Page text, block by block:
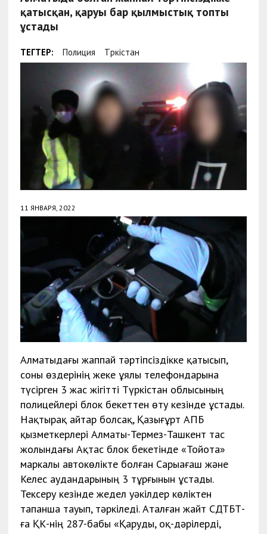
қатысқан, қаруы бар қылмыстық топты
ұстады
ТЕГТЕР: Полиция Түркістан
11 ЯНВАРЯ, 2022
Алматыдағы жаппай тәртіпсіздікке қатысып,
соны өздерінің жеке ұялы телефондарына
түсірген 3 жас жігітті Түркістан облысының
полицейлері блок бекеттен өту кезінде ұстады.
Нақтырақ айтар болсақ, Қазығұрт АПБ
қызметкерлері Алматы-Термез-Ташкент тас
жолындағы Ақтас блок бекетінде «Тойота»
маркалы автокөлікте болған Сарыағаш және
Келес аудандарының 3 тұрғынын ұстады.
Тексеру кезінде жедел уәкілдер көліктен
тапанша тауып, тәркіледі. Аталған жайт СДТБТ-
ға ҚК-нің 287-бабы «Қаруды, оқ-дәрілерді,